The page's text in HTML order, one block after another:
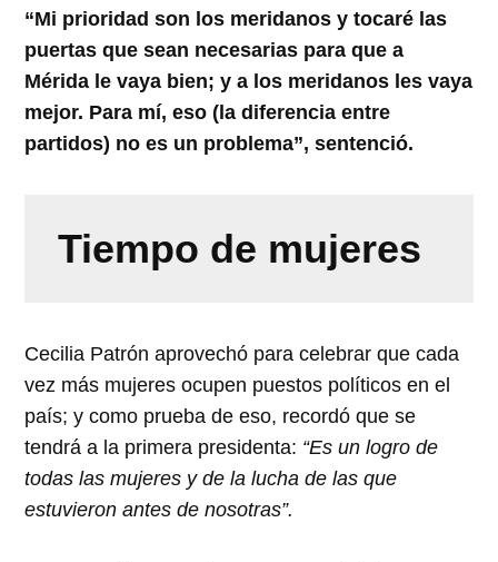
“Mi prioridad son los meridanos y tocaré las
puertas que sean necesarias para que a
Mérida le vaya bien; y a los meridanos les vaya
mejor. Para mí, eso (la diferencia entre
partidos) no es un problema”, sentenció.
Tiempo de mujeres
Cecilia Patrón aprovechó para celebrar que cada
vez más mujeres ocupen puestos políticos en el
país; y como prueba de eso, recordó que se
tendrá a la primera presidenta: “Es un logro de
todas las mujeres y de la lucha de las que
estuvieron antes de nosotras”.